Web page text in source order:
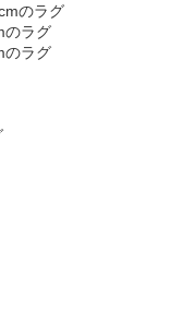
のラグ
のラグ
のラグ